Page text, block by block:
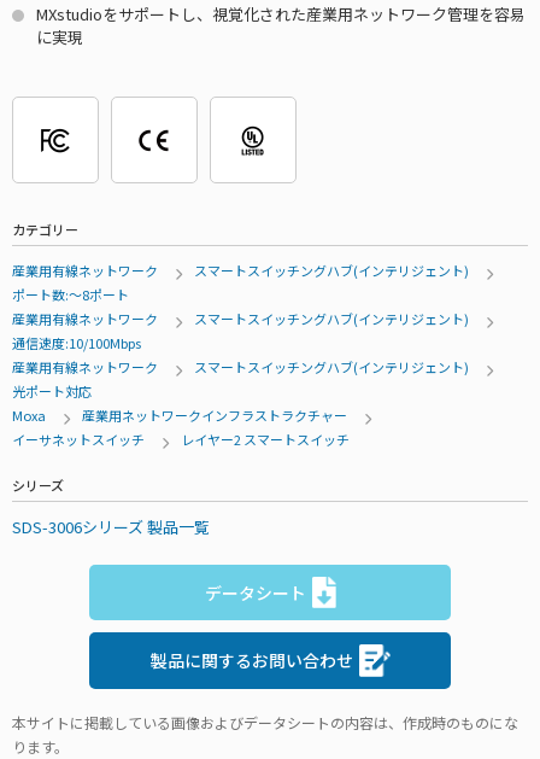
MXstudioをサポートし、視覚化された産業用ネットワーク管理を容易
に実現
カテゴリー
産業用有線ネットワーク
スマートスイッチングハブ(インテリジェント)
ポート数:～8ポート
産業用有線ネットワーク
スマートスイッチングハブ(インテリジェント)
通信速度:10/100Mbps
産業用有線ネットワーク
スマートスイッチングハブ(インテリジェント)
光ポート対応
Moxa
産業用ネットワークインフラストラクチャー
イーサネットスイッチ
レイヤー2 スマートスイッチ
シリーズ
SDS-3006シリーズ 製品一覧
データシート
製品に関するお問い合わせ
本サイトに掲載している画像およびデータシートの内容は、作成時のものにな
ります。